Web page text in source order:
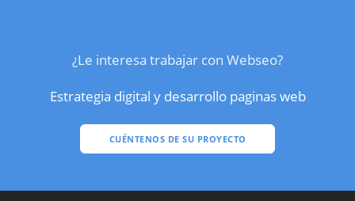
¿Le interesa trabajar con Webseo?
Estrategia digital y desarrollo paginas web
CUÉNTENOS DE SU PROYECTO